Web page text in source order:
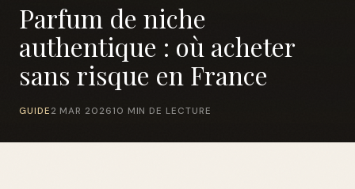
Parfum de niche
authentique : où acheter
sans risque en France
GUIDE 2 MAR 202610 MIN DE LECTURE